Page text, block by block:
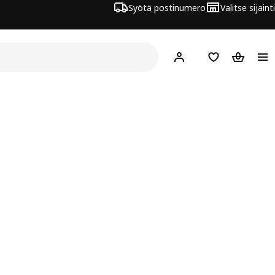
Syötä postinumero Valitse sijainti
Hej! Kirjaudu sisään
Suosikit